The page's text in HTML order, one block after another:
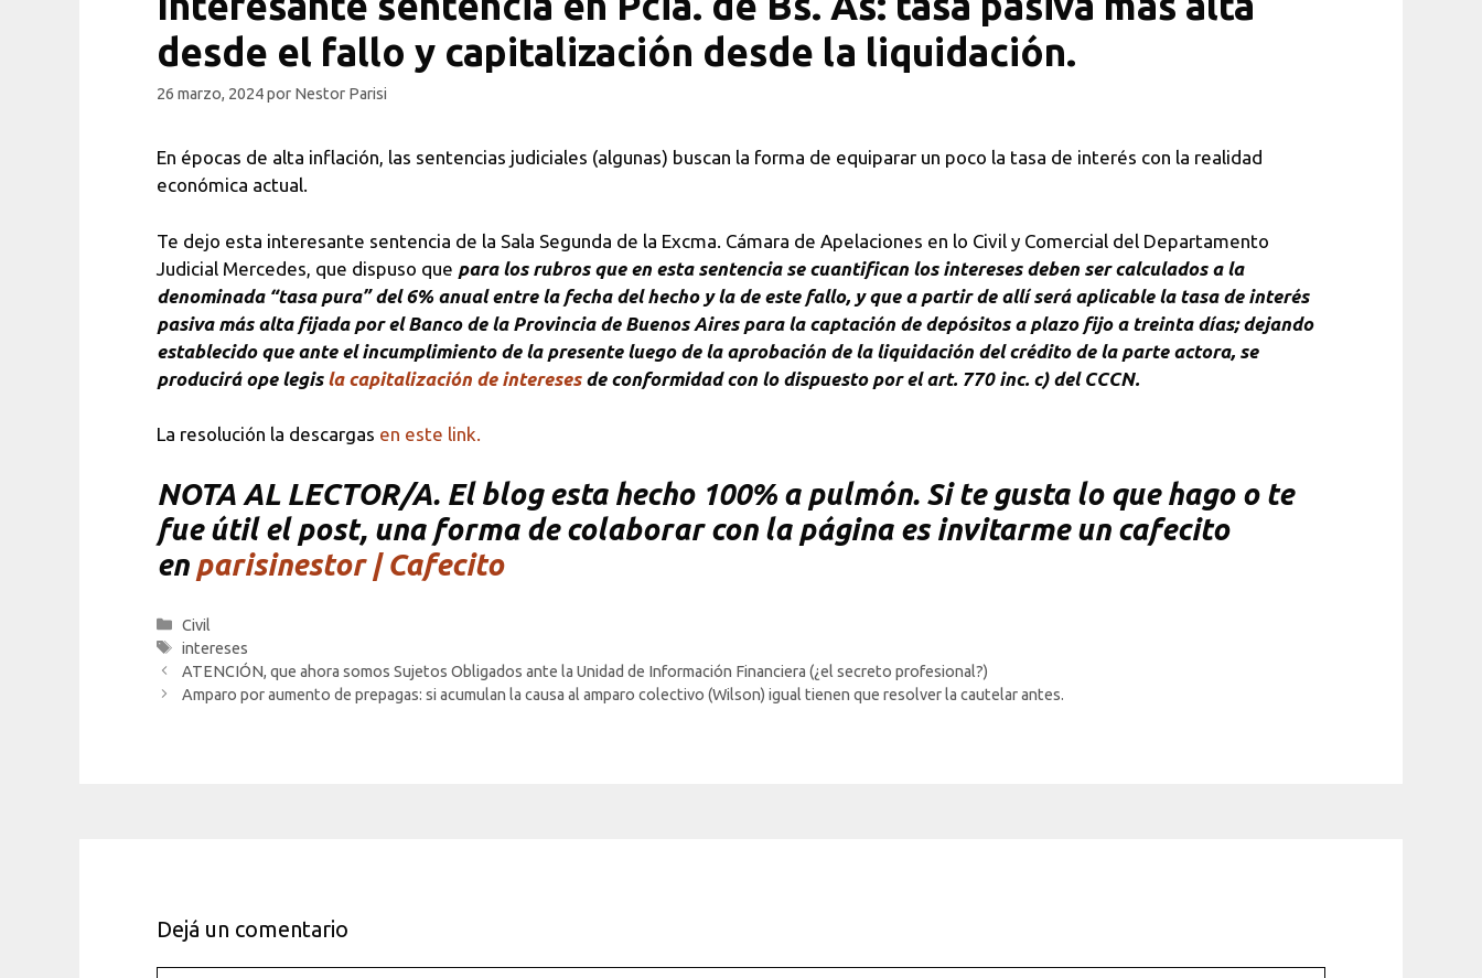
desde el fallo y capitalización desde la liquidación.
26 marzo, 2024por Nestor Parisi
En épocas de alta inflación, las sentencias judiciales (algunas) buscan la forma de equiparar un poco la tasa de interés con la realidad
económica actual.
Te dejo esta interesante sentencia de la Sala Segunda de la Excma. Cámara de Apelaciones en lo Civil y Comercial del Departamento
Judicial Mercedes, que dispuso que para los rubros que en esta sentencia se cuantifican los intereses deben ser calculados a la
denominada “tasa pura” del 6% anual entre la fecha del hecho y la de este fallo, y que a partir de allí será aplicable la tasa de interés
pasiva más alta fijada por el Banco de la Provincia de Buenos Aires para la captación de depósitos a plazo fijo a treinta días; dejando
establecido que ante el incumplimiento de la presente luego de la aprobación de la liquidación del crédito de la parte actora, se
producirá ope legis la capitalización de interesesde conformidad con lo dispuesto por el art. 770 inc. c) del CCCN.
La resolución la descargas en este link.
NOTA AL LECTOR/A. El blog esta hecho 100% a pulmón. Si te gusta lo que hago o te
fue útil el post, una forma de colaborar con la página es invitarme un cafecito
en parisinestor | Cafecito
Categorías
Civil
Etiquetas
intereses
ATENCIÓN, que ahora somos Sujetos Obligados ante la Unidad de Información Financiera (¿el secreto profesional?)
Amparo por aumento de prepagas: si acumulan la causa al amparo colectivo (Wilson) igual tienen que resolver la cautelar antes.
Dejá un comentario